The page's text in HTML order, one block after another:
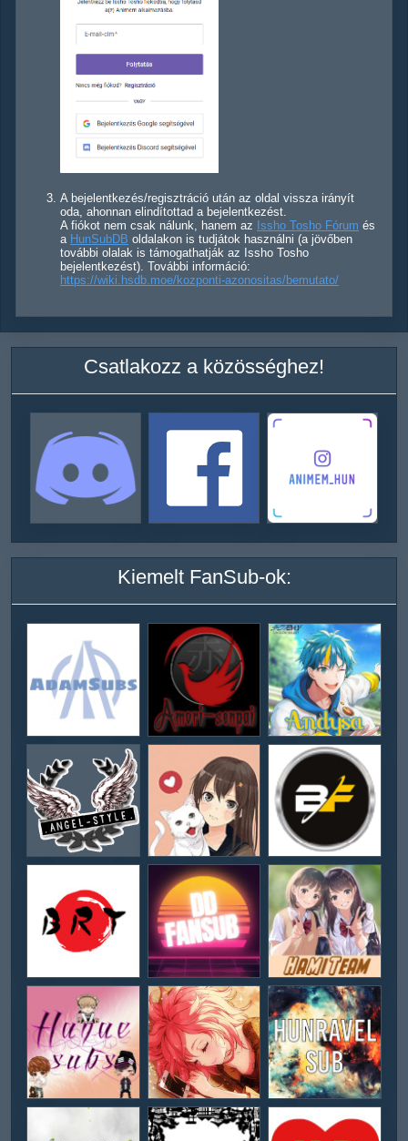
A bejelentkezés/regisztráció után az oldal vissza irányít
oda, ahonnan elindítottad a bejelentkezést.
A fiókot nem csak nálunk, hanem az Issho Tosho Fórum és
a HunSubDB oldalakon is tudjátok használni (a jövőben
további olalak is támogathatják az Issho Tosho
bejelentkezést). További információ:
https://wiki.hsdb.moe/kozponti-azonositas/bemutato/
Csatlakozz a közösséghez!
Kiemelt FanSub-ok: